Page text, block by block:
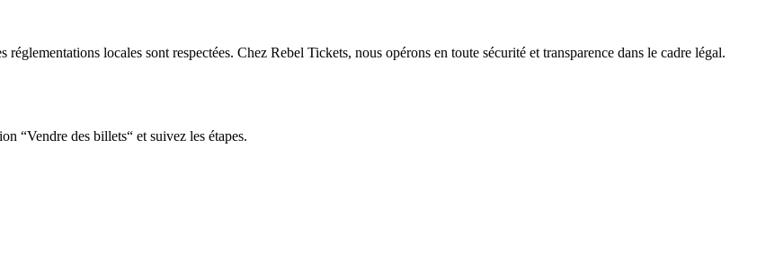
locales sont respectées. Chez Rebel Tickets, nous opérons en toute sécurité et transparence dans le cadre légal.
“Vendre des billets“ et suivez les étapes.